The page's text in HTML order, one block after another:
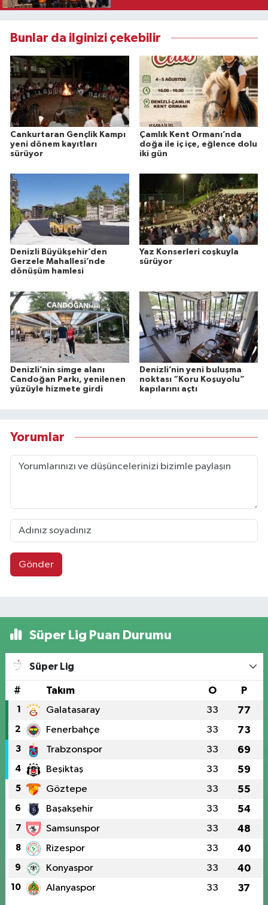
Bunlar da ilginizi çekebilir
Cankurtaran Gençlik Kampı
yeni dönem kayıtları
sürüyor
Çamlık Kent Ormanı’nda
doğa ile iç içe, eğlence dolu
iki gün
Denizli Büyükşehir’den
Gerzele Mahallesi’nde
dönüşüm hamlesi
Yaz Konserleri coşkuyla
sürüyor
Denizli’nin simge alanı
Candoğan Parkı, yenilenen
yüzüyle hizmete girdi
Denizli’nin yeni buluşma
noktası “Koru Koşuyolu”
kapılarını açtı
Yorumlar
Gönder
Süper Lig Puan Durumu
Süper Lig
# Takım O P
1 Galatasaray 33 77
2 Fenerbahçe 33 73
3 Trabzonspor 33 69
4 Beşiktaş 33 59
5 Göztepe 33 55
6 Başakşehir 33 54
7 Samsunspor 33 48
8 Rizespor 33 40
9 Konyaspor 33 40
10 Alanyaspor 33 37